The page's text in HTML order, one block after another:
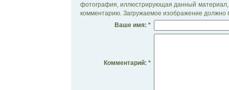
фотография, иллюстрирующая данный материал,
комментарию. Загружаемое изображение должно
Ваше имя: *
Комментарий: *